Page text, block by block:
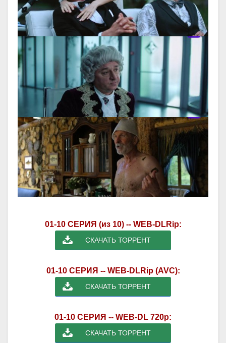
01-10 СЕРИЯ (из 10) -- WEB-DLRip:
СКАЧАТЬ ТОРРЕНТ
01-10 СЕРИЯ -- WEB-DLRip (AVC):
СКАЧАТЬ ТОРРЕНТ
01-10 СЕРИЯ -- WEB-DL 720p:
СКАЧАТЬ ТОРРЕНТ